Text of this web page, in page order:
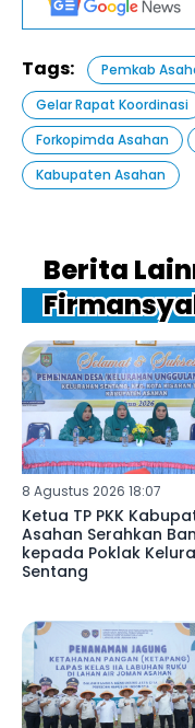
Tags: Pemkab
Gelar Rapat Koordinasi
Forkopimda Asahan
Kabupaten Asahan
Berita
8 Agustus 2026 18:07
Ketua TP PKK
Asahan Serahkan
kepada Poklak
Sentang